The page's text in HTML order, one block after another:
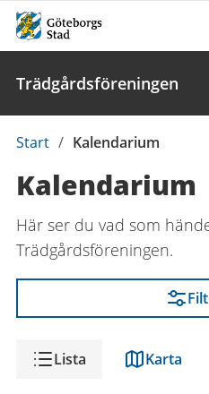
Trädgårdsföreningen
Du
här:
Start / Kalendarium
Kalendarium
Här ser du vad som
Trädgårdsföreningen.
VisningLista Karta